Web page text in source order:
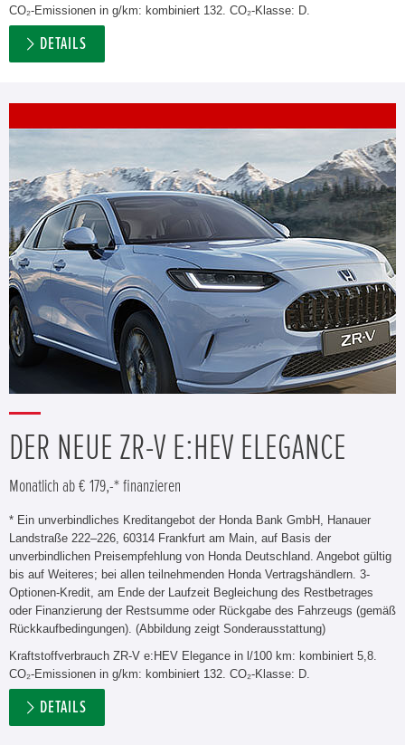
CO₂-Emissionen in g/km: kombiniert 132. CO₂-Klasse: D.
DETAILS
DER NEUE ZR-V E:HEV ELEGANCE
Monatlich ab € 179,-* finanzieren
* Ein unverbindliches Kreditangebot der Honda Bank GmbH, Hanauer
Landstraße 222–226, 60314 Frankfurt am Main, auf Basis der
unverbindlichen Preisempfehlung von Honda Deutschland. Angebot gültig
bis auf Weiteres; bei allen teilnehmenden Honda Vertragshändlern. 3-
Optionen-Kredit, am Ende der Laufzeit Begleichung des Restbetrages
oder Finanzierung der Restsumme oder Rückgabe des Fahrzeugs (gemäß
Rückkaufbedingungen). (Abbildung zeigt Sonderausstattung)
Kraftstoffverbrauch ZR-V e:HEV Elegance in l/100 km: kombiniert 5,8.
CO₂-Emissionen in g/km: kombiniert 132. CO₂-Klasse: D.
DETAILS